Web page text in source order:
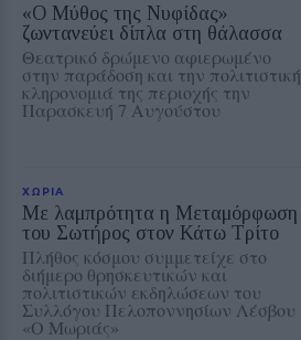
«Ο Μύθος της Νυφίδας»
ζωντανεύει δίπλα στη θάλασσα
Θεατρικό δρώμενο αφιερωμένο
στην παράδοση και την πολιτιστική
κληρονομιά της περιοχής την
Παρασκευή 7 Αυγούστου
ΧΩΡΙΑ
Με λαμπρότητα η Μεταμόρφωση
του Σωτήρος στον Κάτω Τρίτο
Πλήθος κόσμου συμμετείχε στο
διήμερο θρησκευτικών και
πολιτιστικών εκδηλώσεων του
Συλλόγου Πελοποννησίων Λέσβου
«Ο Μωριάς»